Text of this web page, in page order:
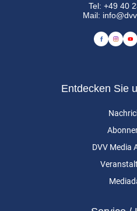
Tel:+49 40
Mail:
Entdecken Sie
DVV Media